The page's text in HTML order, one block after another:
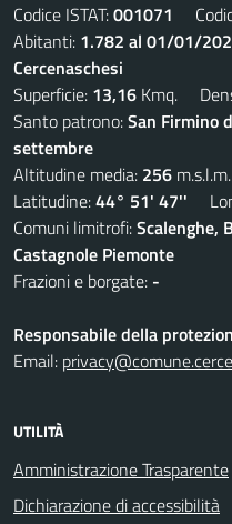
Codice ISTAT:001071
Abitanti: 1.782 al 01/01/
Cercenaschesi
Superficie: 13,16 Kmq.
Santo patrono:San Firmino
settembre
Altitudine media: 256 m.s.l.m.
Latitudine:44° 51' 47''
Comuni limitrofi:Scalenghe,
Castagnole Piemonte
Frazioni e borgate: -
Responsabile della
Email:
UTILITÀ
Amministrazione Trasparente
Dichiarazione di accessibilità